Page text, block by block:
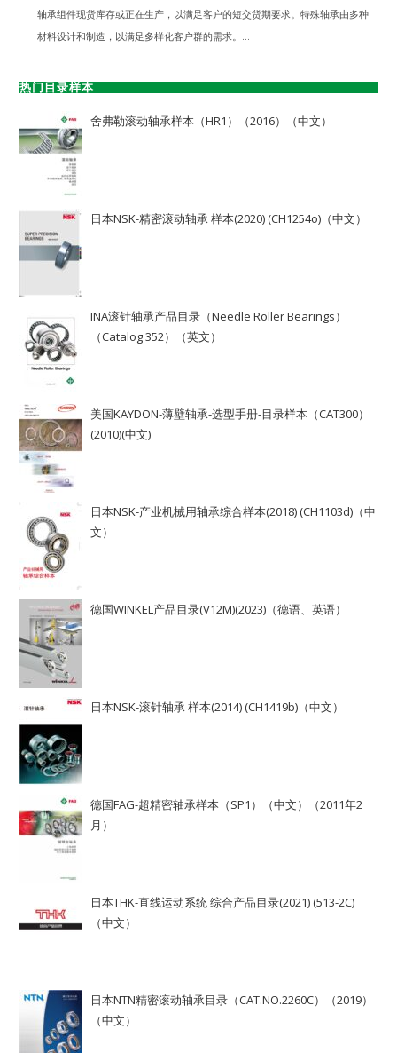
轴承组件现货库存或正在生产，以满足客户的短交货期要求。特殊轴承由多种
材料设计和制造，以满足多样化客户群的需求。...
热门目录样本
舍弗勒滚动轴承样本（HR1）（2016）（中文）
日本NSK-精密滚动轴承 样本(2020) (CH1254o)（中文）
INA滚针轴承产品目录（Needle Roller Bearings）
（Catalog 352）（英文）
美国KAYDON-薄壁轴承-选型手册-目录样本（CAT300）
(2010)(中文)
日本NSK-产业机械用轴承综合样本(2018) (CH1103d)（中
文）
德国WINKEL产品目录(V12M)(2023)（德语、英语）
日本NSK-滚针轴承 样本(2014) (CH1419b)（中文）
德国FAG-超精密轴承样本（SP1）（中文）（2011年2
月）
日本THK-直线运动系统 综合产品目录(2021) (513-2C)
（中文）
日本NTN精密滚动轴承目录（CAT.NO.2260C）（2019）
（中文）